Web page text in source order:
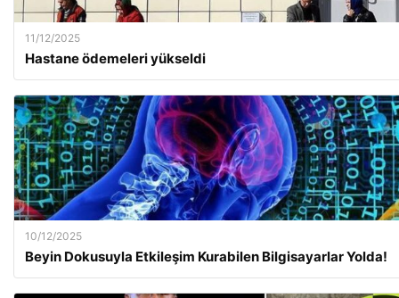
11/12/2025
Hastane ödemeleri yükseldi
10/12/2025
Beyin Dokusuyla Etkileşim Kurabilen Bilgisayarlar Yolda!